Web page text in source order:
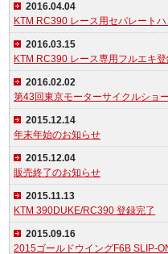
2016.04.04
KTM RC390 レース用セパレート
2016.03.15
KTM RC390 レース専用フルエキ登
2016.02.02
第43回東京モーターサイクルショ
2015.12.14
年末年始のお知らせ
2015.12.04
販売終了のお知らせ
2015.11.13
KTM 390DUKE/RC390 登録完了
2015.09.16
2015ゴールドウイングF6B SLIP-